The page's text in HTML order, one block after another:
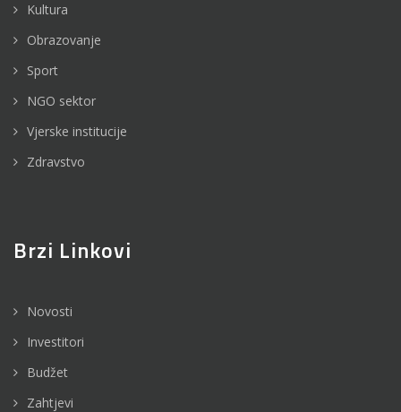
Kultura
Obrazovanje
Sport
NGO sektor
Vjerske institucije
Zdravstvo
Brzi Linkovi
Novosti
Investitori
Budžet
Zahtjevi